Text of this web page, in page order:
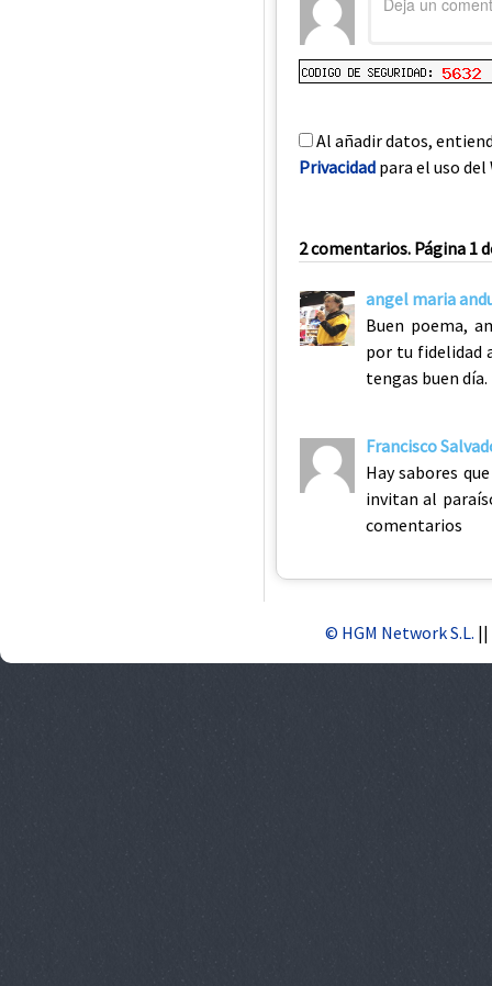
Al añadir datos,
Privacidad para el uso del
2 comentarios. Página 1
angel maria
Buen poema,
por tu fidelidad
tengas buen día.
Francisco
Hay sabores
invitan al
comentarios
© HGM Network S.L. ||